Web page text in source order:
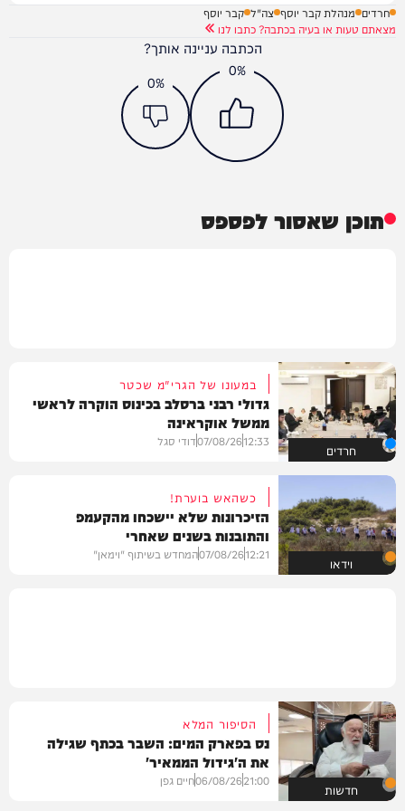
חרדים מנהלת קבר יוסף צה"ל קבר יוסף
מצאתם טעות או בעיה בכתבה? כתבו לנו
הכתבה עניינה אותך?
0%
0%
תוכן שאסור לפספס
חרדים
במעונו של הגרי"מ שכטר
גדולי רבני ברסלב בכינוס הוקרה לראשי
ממשל אוקראינה
12:33
07/08/26דודי סגל
וידאו
כשהאש בוערת!
הזיכרונות שלא יישכחו מהקעמפ
והתובנות בשנים שאחרי
12:21
07/08/26המחדש בשיתוף "וימאן"
חדשות
הסיפור המלא
נס בפארק המים: השבר בכתף שגילה
את ה'גידול הממאיר'
21:00
06/08/26חיים גפן